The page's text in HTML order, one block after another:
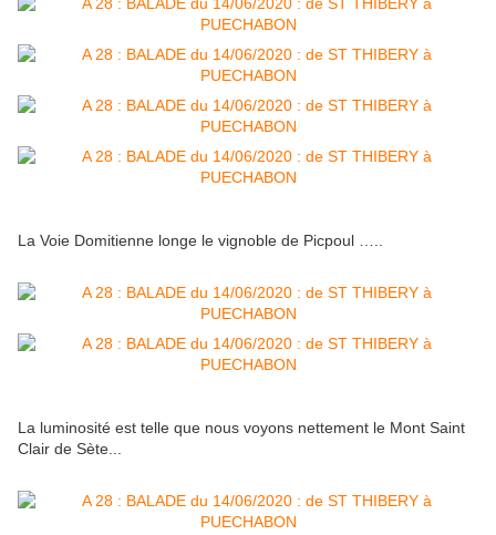
La Voie Domitienne longe le vignoble de Picpoul …..
La luminosité est telle que nous voyons nettement le Mont Saint
Clair de Sète...